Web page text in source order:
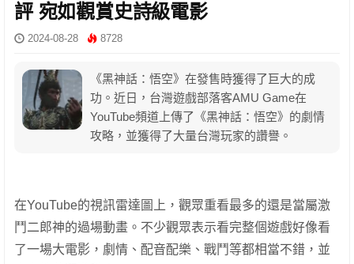
評 宛如觀賞史詩級電影
2024-08-28 8728
《黑神話：悟空》在發售時獲得了巨大的成
功。近日，台灣遊戲部落客AMU Game在
YouTube頻道上傳了《黑神話：悟空》的劇情
攻略，並獲得了大量台灣玩家的讚譽。
在YouTube的視訊雷達圖上，觀眾重看最多的還是當屬激
鬥二郎神的過場動畫。不少觀眾表示看完整個遊戲好像看
了一場大電影，劇情、配音配樂、戰鬥等都相當不錯，並